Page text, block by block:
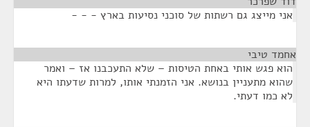
אני מייצג גם רשתות של סוכני נסיעות בארץ - - -
אחמד טיבי
הוא פגש אותי באחת הטיסות – שלא התעכבנו אז – ואמר
שהוא מתעניין בנושא. אני הזמנתי אותו, למרות שדעתו היא
לא כמו דעתי.